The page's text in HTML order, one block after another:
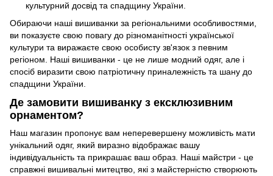
культурний досвід та спадщину України.
Обираючи наші вишиванки за регіональними особливостями,
ви показуєте свою повагу до різноманітності української
культури та виражаєте свою особисту зв'язок з певним
регіоном. Наші вишиванки - це не лише модний одяг, але і
спосіб виразити свою патріотичну приналежність та шану до
спадщини України.
Де замовити вишиванку з ексклюзивним
орнаментом?
Наш магазин пропонує вам неперевершену можливість мати
унікальний одяг, який виразно відображає вашу
індивідуальність та прикрашає ваш образ. Наші майстри - це
справжні вишивальні митецтво, які з майстерністю створюють